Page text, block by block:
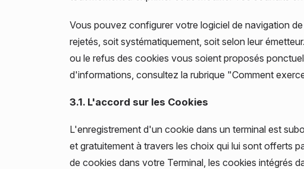
Vous pouvez configurer votre logiciel de navigation
rejetés, soit systématiquement, soit selon leur
ou le refus des cookies vous soient proposés
d'informations, consultez la rubrique "Comment
3.1. L'accord sur les Cookies
L'enregistrement d'un cookie dans un terminal est
et gratuitement à travers les choix qui lui sont offerts
de cookies dans votre Terminal, les cookies intégrés